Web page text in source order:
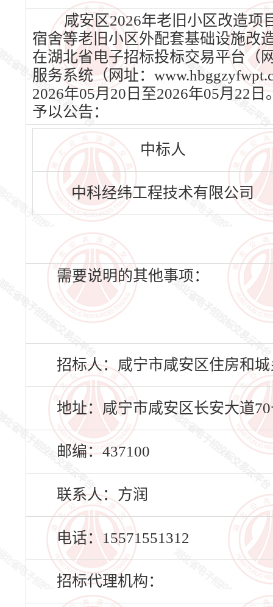
咸安区2026年老旧小区改造项
宿舍等老旧小区外配套基础设施改
在湖北省电子招标投标交易平台（
服务系统（网址：
2026年05月20日至2026年05月22
予以公告：
中标人
中科经纬工程技术有限公司
需要说明的其他事项：
招标人：咸宁市咸安区住房和
地址：咸宁市咸安区长安大道
邮编：437100
联系人：方润
电话：15571551312
招标代理机构：